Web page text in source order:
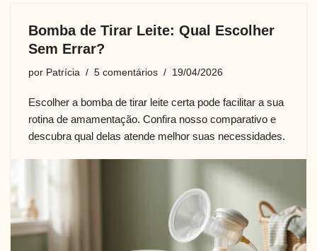
Bomba de Tirar Leite: Qual Escolher
Sem Errar?
por Patrícia 5 comentários 19/04/2026
Escolher a bomba de tirar leite certa pode facilitar a sua
rotina de amamentação. Confira nosso comparativo e
descubra qual delas atende melhor suas necessidades.